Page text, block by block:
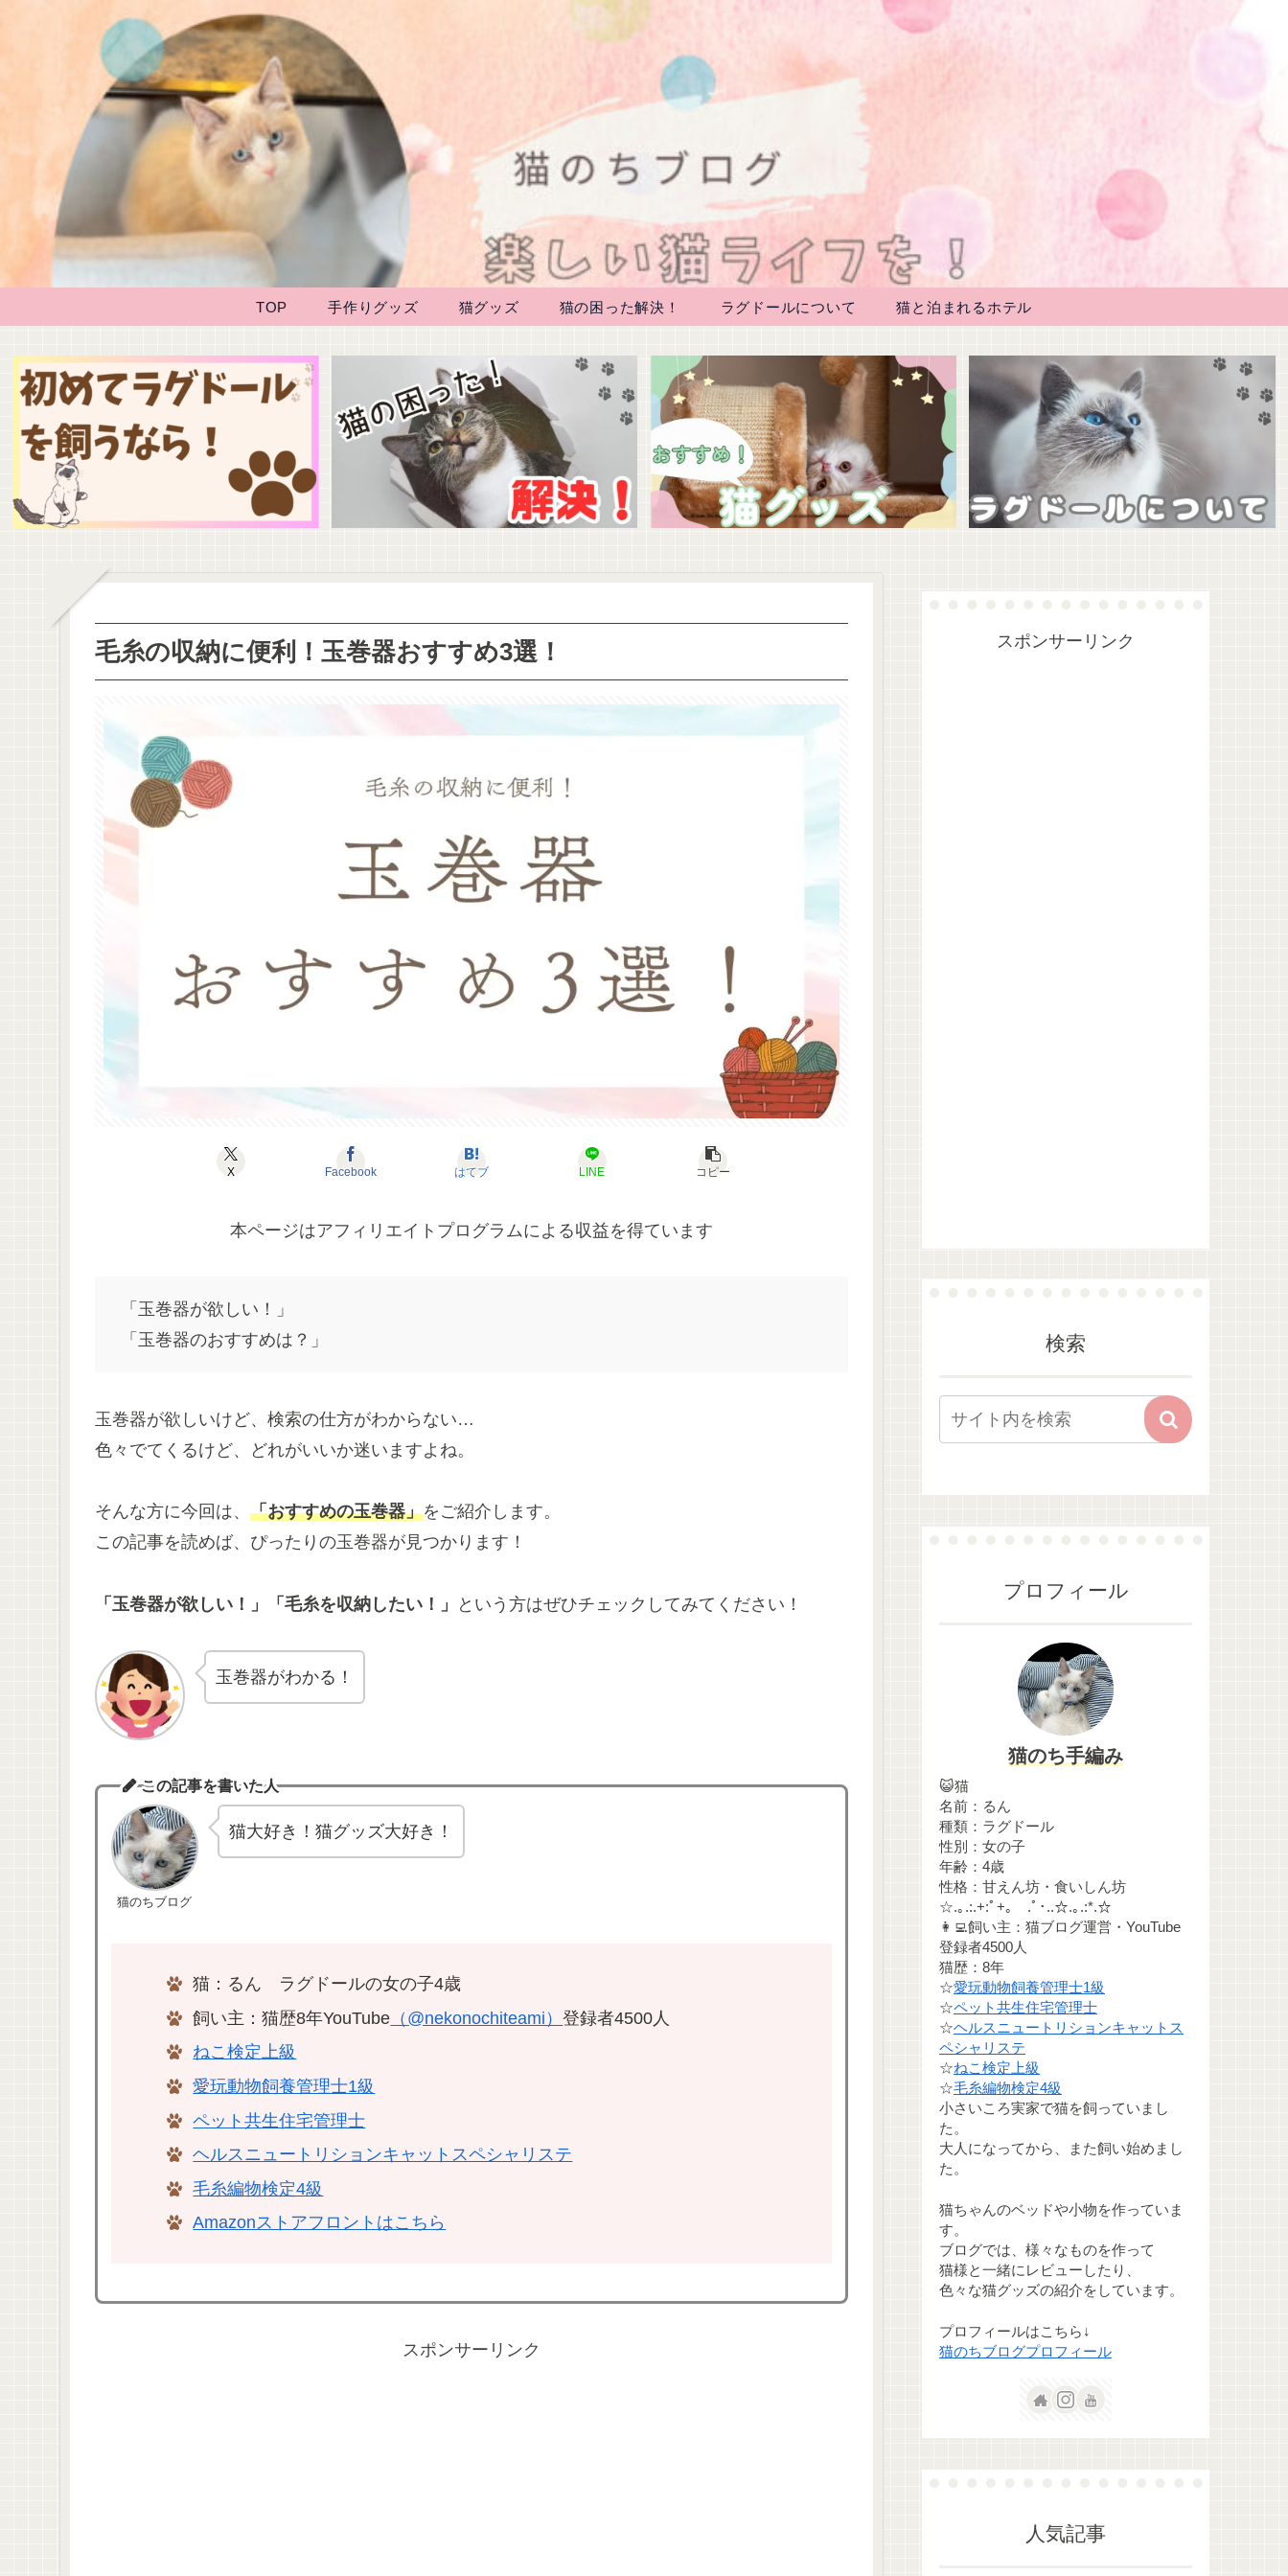
TOP 手作りグッズ 猫グッズ 猫の困った解決！ ラグドールについて 猫と泊まれるホテル
毛糸の収納に便利！玉巻器おすすめ3選！
X Facebook はてブ LINE コピー
本ページはアフィリエイトプログラムによる収益を得ています
「玉巻器が欲しい！」
「玉巻器のおすすめは？」
玉巻器が欲しいけど、検索の仕方がわからない…
色々でてくるけど、どれがいいか迷いますよね。
そんな方に今回は、 「おすすめの玉巻器」をご紹介します。
この記事を読めば、ぴったりの玉巻器が見つかります！
「玉巻器が欲しい！」「毛糸を収納したい！」 という方はぜひチェックしてみてください！
玉巻器がわかる！
この記事を書いた人
猫のちブログ
猫大好き！猫グッズ大好き！
猫：るん ラグドールの女の子4歳
飼い主：猫歴8年YouTube （@nekonochiteami）登録者4500人
ねこ検定上級
愛玩動物飼養管理士1級
ペット共生住宅管理士
ヘルスニュートリションキャットスペシャリステ
毛糸編物検定4級
Amazonストアフロントはこちら
スポンサーリンク
スポンサーリンク
検索
プロフィール
猫のち手編み
😺猫
名前：るん
種類：ラグドール
性別：女の子
年齢：4歳
性格：甘えん坊・食いしん坊
☆.｡.:.+:ﾟ+｡ .ﾟ･..☆.｡.:*.☆
👩‍💻飼い主：猫ブログ運営・YouTube
登録者4500人
猫歴：8年
☆愛玩動物飼養管理士1級
☆ペット共生住宅管理士
☆ヘルスニュートリションキャットス
ペシャリステ
☆ねこ検定上級
☆毛糸編物検定4級
小さいころ実家で猫を飼っていまし
た。
大人になってから、また飼い始めまし
た。
猫ちゃんのベッドや小物を作っていま
す。
ブログでは、様々なものを作って
猫様と一緒にレビューしたり、
色々な猫グッズの紹介をしています。
プロフィールはこちら↓
猫のちブログプロフィール
人気記事